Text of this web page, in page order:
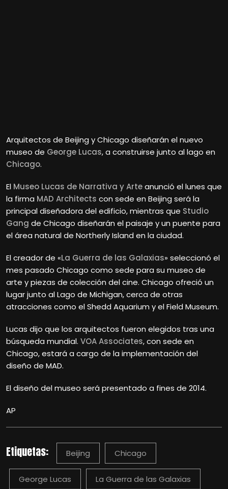
Arquitectos de Beijing y Chicago diseñarán el nuevo
museo de George Lucas, a construirse junto al lago en
Chicago.
El Museo Lucas de Narrativa y Arteanunció el lunes que
la firma MAD Architects con sede en Beijing será la
principal diseñadora del edificio, mientras que Studio
Gang de Chicago diseñarán el paisaje y un puente para
el área natural de Northerly Island en la ciudad.
El creador de «La Guerra de las Galaxias» seleccionó el
mes pasado Chicago como sede para su museo de
arte y piezas de colección del cine. Chicago ofreció un
lugar junto al Lago de Michigan, cerca de otras
atracciones como el Shedd Aquarium y el Field Museum.
Lucas dijo que los arquitectos fueron elegidos tras una
búsqueda mundial. VOA Associates, con sede en
Chicago, estará a cargo de la implementación del
diseño de MAD.
El diseño del museo será presentado a fines de 2014.
AP
Etiquetas: Beijing Chicago
George Lucas La Guerra de las Galaxias